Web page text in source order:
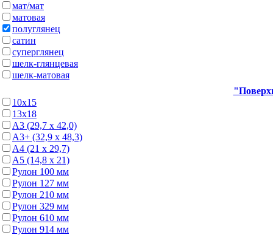
мат/мат
матовая
полуглянец
сатин
суперглянец
шелк-глянцевая
шелк-матовая
10х15
13х18
А3 (29,7 х 42,0)
А3+ (32,9 х 48,3)
А4 (21 х 29,7)
А5 (14,8 х 21)
Рулон 100 мм
Рулон 127 мм
Рулон 210 мм
Рулон 329 мм
Рулон 610 мм
Рулон 914 мм